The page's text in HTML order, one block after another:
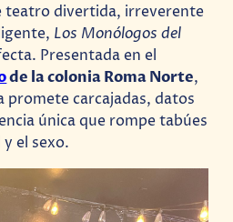
teatro divertida, irreverente
Los Monólogos del
Presentada en el
de la colonia Roma Norte,
promete carcajadas, datos
única que rompe tabúes
el sexo.